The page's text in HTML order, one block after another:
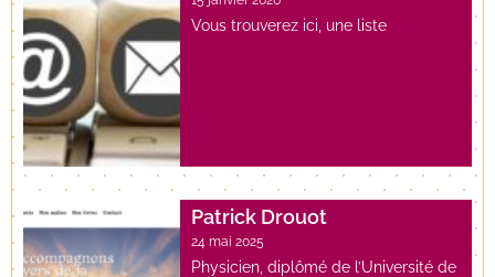
Vous trouverez ici, une liste
Patrick Drouot
24 mai 2025
Physicien, diplômé de l’Université de